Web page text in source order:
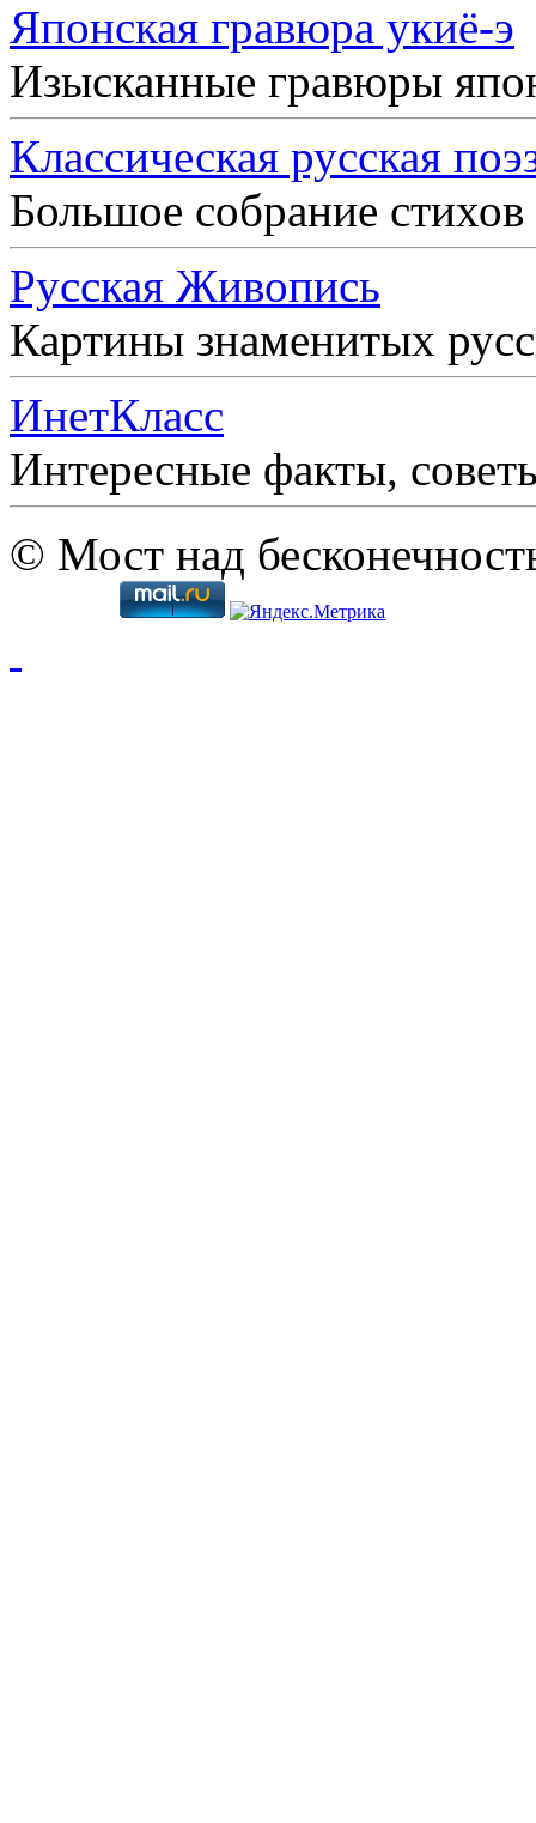
Японская гравюра укиё-э
Изысканные гравюры
Классическая русская
Большое собрание
Русская Живопись
Картины знаменитых
ИнетКласс
Интересные факты,
© Мост над